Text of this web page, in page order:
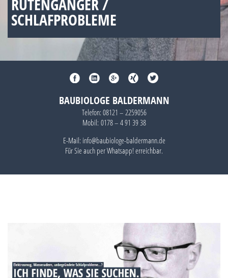
RUTENGÄNGER /
SCHLAFPROBLEME
BAUBIOLOGE BALDERMANN
Telefon: 08121 – 2259056
Mobil: 0178 – 4 91 39 38
E-Mail: info@baubiologe-baldermann.de
Für Sie auch perWhatsapp!erreichbar.